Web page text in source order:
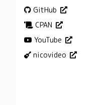
GitHub
CPAN
YouTube
nicovideo